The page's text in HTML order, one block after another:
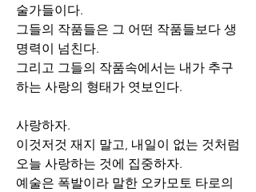
술가들이다.
그들의 작품들은 그 어떤 작품들보다 생
명력이 넘친다.
그리고 그들의 작품속에서는 내가 추구
하는 사랑의 형태가 엿보인다.
사랑하자.
이것저것 재지 말고, 내일이 없는 것처럼
오늘 사랑하는 것에 집중하자.
예술은 폭발이라 말한 오카모토 타로의